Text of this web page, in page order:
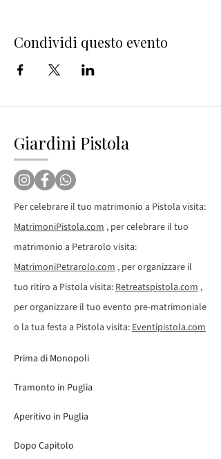
Condividi questo evento
Giardini Pistola
Per celebrare il tuo matrimonio a Pistola visita:
MatrimoniPistola.com , per celebrare il tuo
matrimonio a Petrarolo visita:
MatrimoniPetrarolo.com , per organizzare il
tuo ritiro a Pistola visita:Retreatspistola.com ,
per organizzare il tuo evento pre-matrimoniale
o la tua festa a Pistola visita:Eventipistola.com
Prima di Monopoli
Tramonto in Puglia
Aperitivo in Puglia
Dopo Capitolo